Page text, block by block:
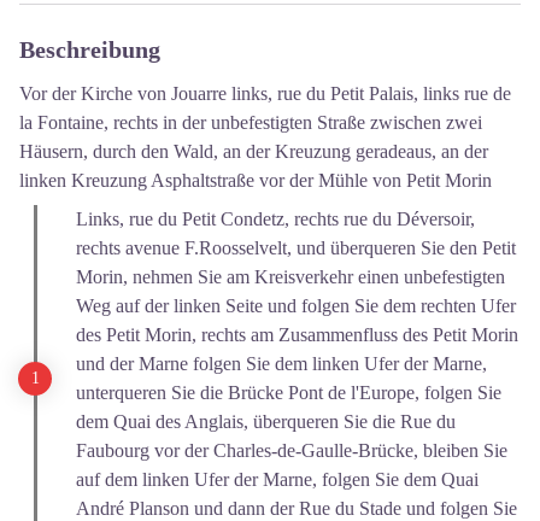
Beschreibung
Vor der Kirche von Jouarre links, rue du Petit Palais, links rue de
la Fontaine, rechts in der unbefestigten Straße zwischen zwei
Häusern, durch den Wald, an der Kreuzung geradeaus, an der
linken Kreuzung Asphaltstraße vor der Mühle von Petit Morin
Links, rue du Petit Condetz, rechts rue du Déversoir,
rechts avenue F.Roosselvelt, und überqueren Sie den Petit
Morin, nehmen Sie am Kreisverkehr einen unbefestigten
Weg auf der linken Seite und folgen Sie dem rechten Ufer
des Petit Morin, rechts am Zusammenfluss des Petit Morin
und der Marne folgen Sie dem linken Ufer der Marne,
unterqueren Sie die Brücke Pont de l'Europe, folgen Sie
dem Quai des Anglais, überqueren Sie die Rue du
Faubourg vor der Charles-de-Gaulle-Brücke, bleiben Sie
auf dem linken Ufer der Marne, folgen Sie dem Quai
André Planson und dann der Rue du Stade und folgen Sie